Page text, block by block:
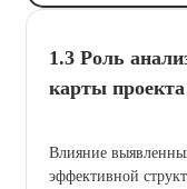
1.3 Роль
карты проекта
Влияние
эффективной